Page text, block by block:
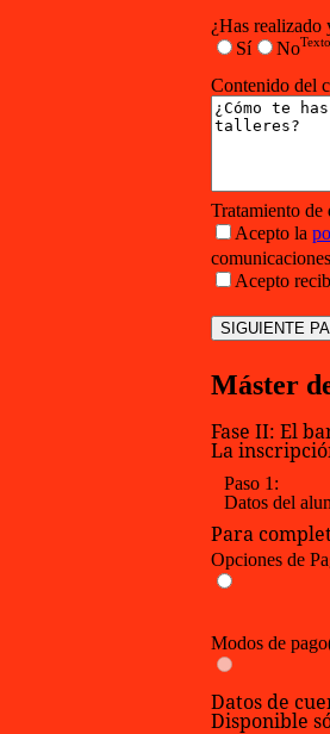
¿Has realizado
Sí
No
Contenido del
Tratamiento de
Acepto la
comunicaciones
Acepto
Máster
Fase II: El
La
Paso 1:
Datos del
Para
Opciones de
Modos de pago
Datos de
Disponible